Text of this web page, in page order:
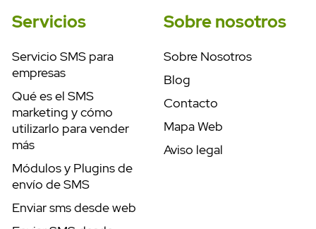
Servicios
Servicio SMS para
empresas
Qué es el SMS
marketing y cómo
utilizarlo para vender
más
Módulos y Plugins de
envío de SMS
Enviar sms desde web
Sobre nosotros
Sobre Nosotros
Blog
Contacto
Mapa Web
Aviso legal